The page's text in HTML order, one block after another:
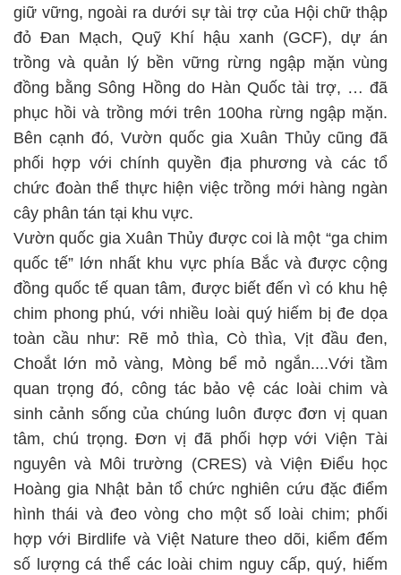
giữ vững, ngoài ra dưới sự tài trợ của Hội chữ thập
đỏ Đan Mạch, Quỹ Khí hậu xanh (GCF), dự án
trồng và quản lý bền vững rừng ngập mặn vùng
đồng bằng Sông Hồng do Hàn Quốc tài trợ, … đã
phục hồi và trồng mới trên 100ha rừng ngập mặn.
Bên cạnh đó, Vườn quốc gia Xuân Thủy cũng đã
phối hợp với chính quyền địa phương và các tổ
chức đoàn thể thực hiện việc trồng mới hàng ngàn
cây phân tán tại khu vực.
Vườn quốc gia Xuân Thủy được coi là một “ga chim
quốc tế” lớn nhất khu vực phía Bắc và được cộng
đồng quốc tế quan tâm, được biết đến vì có khu hệ
chim phong phú, với nhiều loài quý hiếm bị đe dọa
toàn cầu như: Rẽ mỏ thìa, Cò thìa, Vịt đầu đen,
Choắt lớn mỏ vàng, Mòng bể mỏ ngắn....Với tầm
quan trọng đó, công tác bảo vệ các loài chim và
sinh cảnh sống của chúng luôn được đơn vị quan
tâm, chú trọng. Đơn vị đã phối hợp với Viện Tài
nguyên và Môi trường (CRES) và Viện Điểu học
Hoàng gia Nhật bản tổ chức nghiên cứu đặc điểm
hình thái và đeo vòng cho một số loài chim; phối
hợp với Birdlife và Việt Nature theo dõi, kiểm đếm
số lượng cá thể các loài chim nguy cấp, quý, hiếm